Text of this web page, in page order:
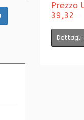
Prezzo
39,32